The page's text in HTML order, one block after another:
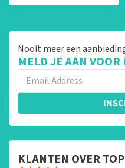
Nooit meer een
MELD JE AAN
KLANTEN OVER